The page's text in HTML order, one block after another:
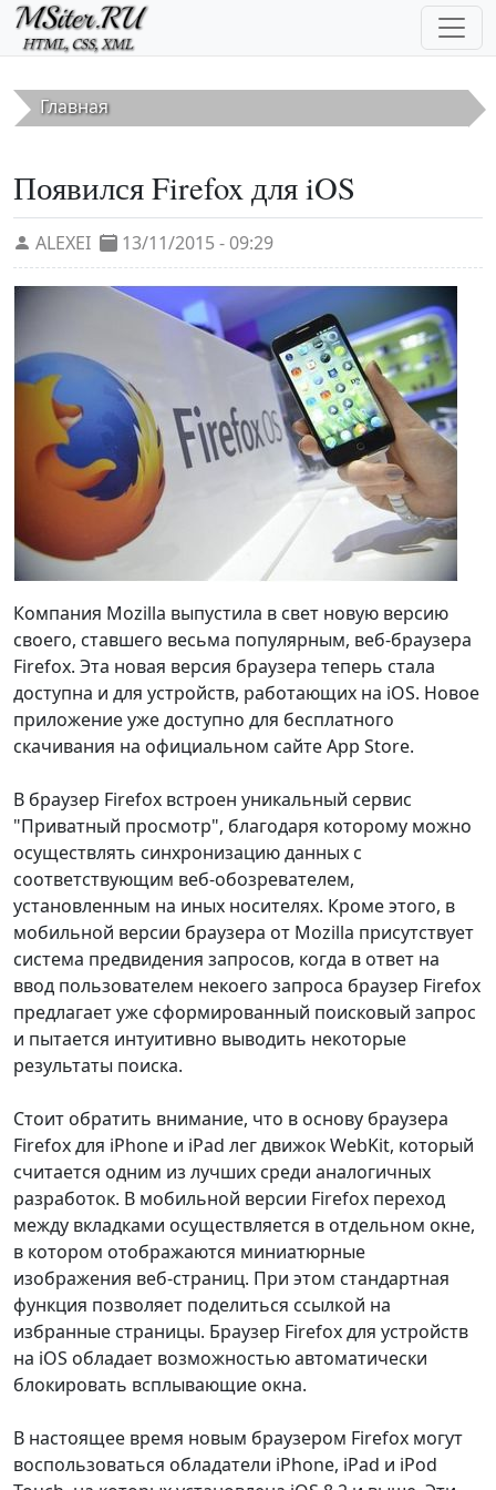
Перейти к основному содержанию
Главная
Появился Firefox для iOS
ALEXEI 13/11/2015 - 09:29
Компания Mozilla выпустила в свет новую версию
своего, ставшего весьма популярным, веб-браузера
Firefox. Эта новая версия браузера теперь стала
доступна и для устройств, работающих на iOS. Новое
приложение уже доступно для бесплатного
скачивания на официальном сайте App Store.
В браузер Firefox встроен уникальный сервис
"Приватный просмотр", благодаря которому можно
осуществлять синхронизацию данных с
соответствующим веб-обозревателем,
установленным на иных носителях. Кроме этого, в
мобильной версии браузера от Mozilla присутствует
система предвидения запросов, когда в ответ на
ввод пользователем некоего запроса браузер Firefox
предлагает уже сформированный поисковый запрос
и пытается интуитивно выводить некоторые
результаты поиска.
Стоит обратить внимание, что в основу браузера
Firefox для iPhone и iPad лег движок WebKit, который
считается одним из лучших среди аналогичных
разработок. В мобильной версии Firefox переход
между вкладками осуществляется в отдельном окне,
в котором отображаются миниатюрные
изображения веб-страниц. При этом стандартная
функция позволяет поделиться ссылкой на
избранные страницы. Браузер Firefox для устройств
на iOS обладает возможностью автоматически
блокировать всплывающие окна.
В настоящее время новым браузером Firefox могут
воспользоваться обладатели iPhone, iPad и iPod